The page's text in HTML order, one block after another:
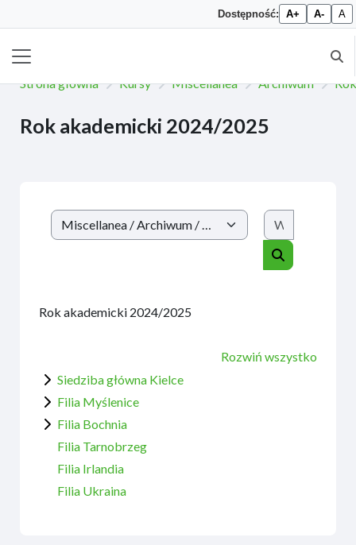
Dostępność: A+ A- A
Strona główna
Kursy Miscellanea Archiwum
Rok akademicki 2024/2025
Kategorie kursów
Wyszukaj
Rok akademicki 2024/2025
Rozwiń wszystko
Siedziba główna Kielce
Filia Myślenice
Filia Bochnia
Filia Tarnobrzeg
Filia Irlandia
Filia Ukraina